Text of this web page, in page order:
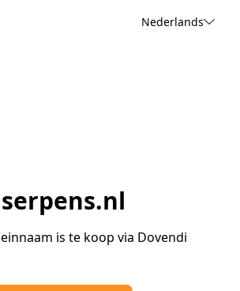
Nederlands
serpens.nl
is te koop via Dovendi